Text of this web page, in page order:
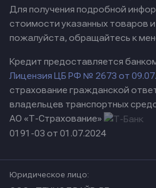
Для получения подробной
стоимости указанных товаров и
пожалуйста, обращайтесь к
Кредит предоставляется
Лицензия ЦБ РФ № 2673 от
страхование гражданской
владельцев транспортных
АО «Т-Страхование»
0191-03 от 01.07.2024
Юридическое лицо: